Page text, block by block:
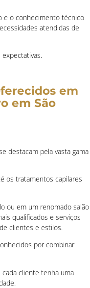
e o conhecimento técnico
atendidas de
em
em São
destacam pela vasta gama
os tratamentos capilares
ou em um renomado salão
qualificados e serviços
clientes e estilos.
por combinar
cliente tenha uma